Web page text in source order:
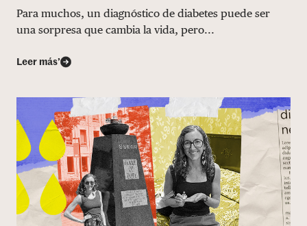
Para muchos, un diagnóstico de diabetes puede ser
una sorpresa que cambia la vida, pero...
Leer más’